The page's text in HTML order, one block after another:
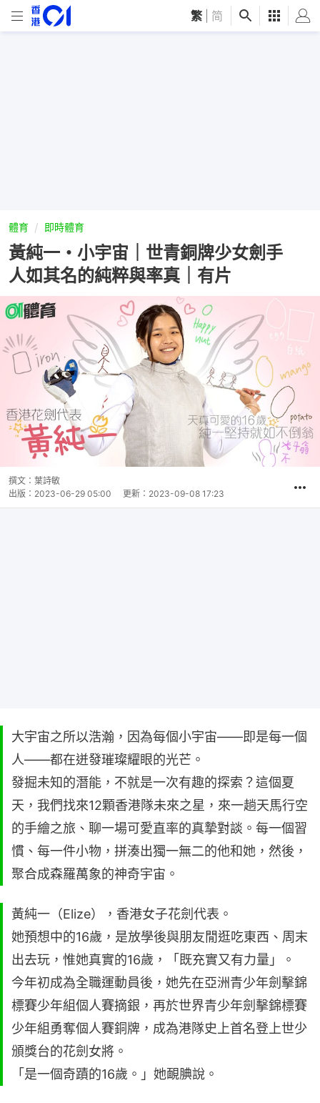
繁 简
體育 即時體育
黃純一・小宇宙｜世青銅牌少女劍手
人如其名的純粹與率真｜有片
撰文： 葉詩敏
出版： 2023-06-29 05:00 更新： 2023-09-08 17:23
大宇宙之所以浩瀚，因為每個小宇宙——即是每一個
人——都在迸發璀璨耀眼的光芒。
發掘未知的潛能，不就是一次有趣的探索？這個夏
天，我們找來12顆香港隊未來之星，來一趟天馬行空
的手繪之旅、聊一場可愛直率的真摯對談。每一個習
慣、每一件小物，拼湊出獨一無二的他和她，然後，
聚合成森羅萬象的神奇宇宙。
黃純一（Elize），香港女子花劍代表。
她預想中的16歲，是放學後與朋友閒逛吃東西、周末
出去玩，惟她真實的16歲，「既充實又有力量」。
今年初成為全職運動員後，她先在亞洲青少年劍擊錦
標賽少年組個人賽摘銀，再於世界青少年劍擊錦標賽
少年組勇奪個人賽銅牌，成為港隊史上首名登上世少
頒獎台的花劍女將。
「是一個奇蹟的16歲。」她靦腆說。